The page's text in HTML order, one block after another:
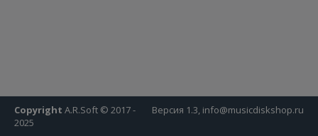
Версия 1.3, info@musicdiskshop.ru
Copyright A.R.Soft © 2017 -
2025